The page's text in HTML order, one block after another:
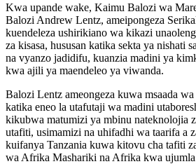
Kwa upande wake, Kaimu Balozi wa
Balozi Andrew Lentz, ameipongeza
kuendeleza ushirikiano wa kikazi
za kisasa, hususan katika sekta ya nishati
na vyanzo jadidifu, kuanzia madini ya
kwa ajili ya maendeleo ya viwanda.
Balozi Lentz ameongeza kuwa msaada
katika eneo la utafutaji wa madini
kikubwa matumizi ya mbinu nateknolojia
utafiti, usimamizi na uhifadhi wa taarifa a
kuifanya Tanzania kuwa kitovu cha tafiti
wa Afrika Mashariki na Afrika kwa